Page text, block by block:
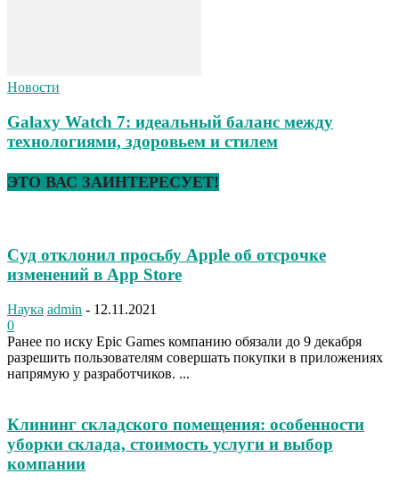
Новости
Galaxy Watch 7: идеальный баланс между
технологиями, здоровьем и стилем
ЭТО ВАС ЗАИНТЕРЕСУЕТ!
Суд отклонил просьбу Apple об отсрочке
изменений в App Store
Наука admin - 12.11.2021
0
Ранее по иску Epic Games компанию обязали до 9 декабря
разрешить пользователям совершать покупки в приложениях
напрямую у разработчиков. ...
Клининг складского помещения: особенности
уборки склада, стоимость услуги и выбор
компании